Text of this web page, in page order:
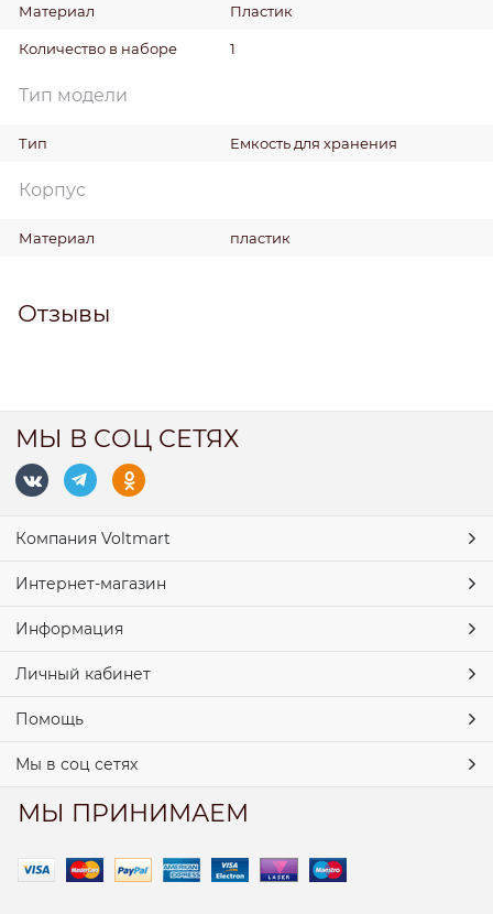
Материал Пластик
Количество в наборе 1
Тип модели
Тип Емкость для хранения
Корпус
Материал пластик
Отзывы
МЫ В СОЦ СЕТЯХ
Компания Voltmart
Интернет-магазин
Информация
Личный кабинет
Помощь
Мы в соц сетях
МЫ ПРИНИМАЕМ